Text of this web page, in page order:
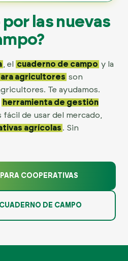
las nuevas
, el cuaderno de campo y la
agricultores son
Te ayudamos.
herramienta de gestión
fácil de usar del mercado,
agrícolas . Sin
COOPERATIVAS
DE CAMPO